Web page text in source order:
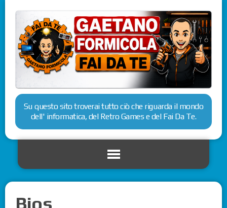
Su questo sito troverai tutto ciò che riguarda il mondo
dell' informatica, del Retro Games e del Fai Da Te.
Bios